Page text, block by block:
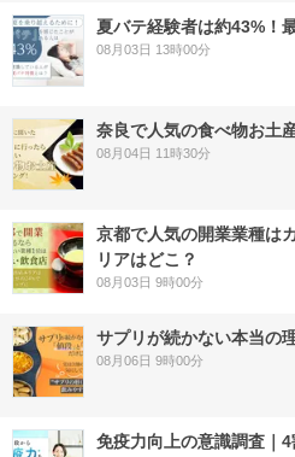
夏バテ経験者は約43%！
08月03日 13時00分
奈良で人気の食べ物お土
08月04日 11時30分
京都で人気の開業業種は
リアはどこ？
08月03日 9時00分
サプリが続かない本当の
08月06日 9時00分
免疫力向上の意識調査｜